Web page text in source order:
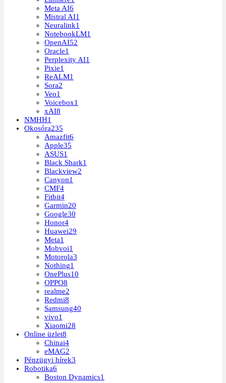
Meta AI6
Mistral AI1
Neuralink1
NotebookLM1
OpenAI52
Oracle1
Perplexity AI1
Pixie1
ReALM1
Sora2
Veo1
Voicebox1
xAI8
NMHH1
Okosóra235
Amazfit6
Apple35
ASUS1
Black Shark1
Blackview2
Canyon1
CMF4
Fitbit4
Garmin20
Google30
Honor4
Huawei29
Meta1
Mobvoi1
Motorola3
Nothing1
OnePlus10
OPPO8
realme2
Redmi8
Samsung40
vivo1
Xiaomi28
Online üzlet8
Chinai4
eMAG2
Pénzügyi hírek3
Robotika6
Boston Dynamics1